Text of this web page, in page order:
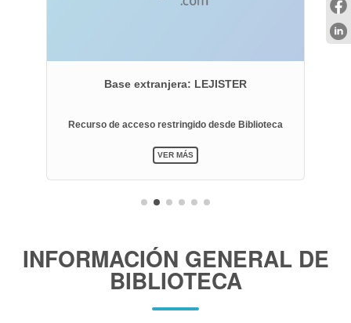
Base extranjera: LEJISTER
Recurso de acceso restringido desde Biblioteca
VER MÁS
INFORMACIÓN GENERAL DE
BIBLIOTECA